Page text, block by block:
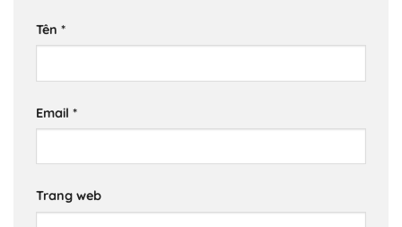
Tên *
Email *
Trang web